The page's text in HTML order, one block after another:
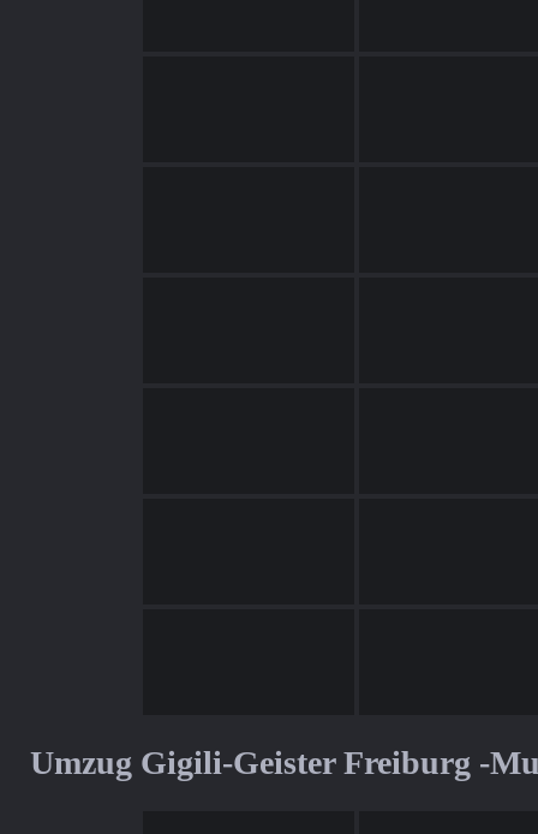
Umzug Gigili-Geister Freiburg -